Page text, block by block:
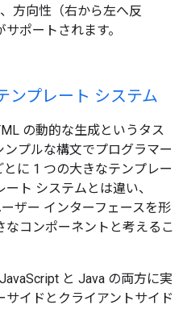
方向性（右から左へ反
ポートされます。
ンプレート システム
の動的な生成というタス
プルな構文でプログラマー
に 1 つの大きなテンプレー
ト システムとは違い、
ザー インターフェースを形
コンポーネントと考えるこ
と Java の両方に実
イドとクライアントサイド